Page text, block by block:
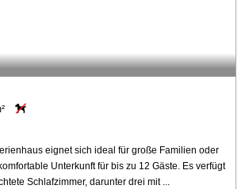
eignet sich ideal für große Familien oder
Unterkunft für bis zu 12 Gäste. Es verfügt
Schlafzimmer, darunter drei mit ...